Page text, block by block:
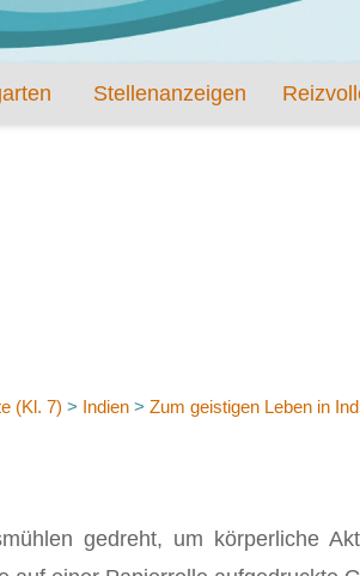
Stellenanzeigen
(Kl. 7) > Indien > Zum geistigen Leben in
gedreht, um körperliche